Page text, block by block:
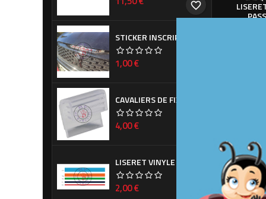
favorite_border
Prix
1,00 €
Prix
4,00 €
Prix
2,00 €
OU